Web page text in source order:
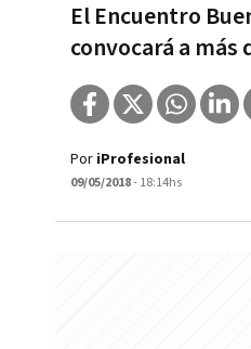
El Encuentro
convocará a más
Por iProfesional
09/05/2018- 18:14hs